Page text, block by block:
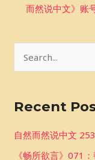
而然说中文》账
r
c
Recent
自然而然说中文
《畅所欲言》071